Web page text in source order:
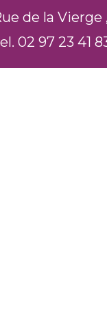
de la Vierge
02 97 23 41